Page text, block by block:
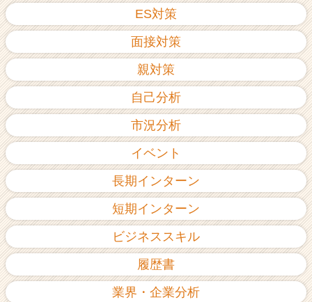
ES対策
面接対策
親対策
自己分析
市況分析
イベント
長期インターン
短期インターン
ビジネススキル
履歴書
業界・企業分析